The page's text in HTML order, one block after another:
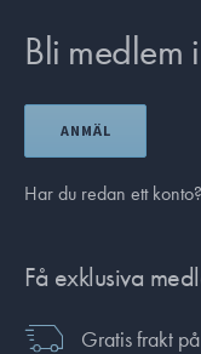
Bli medlem
ANMÄL
Har du redan ett konto?
Få exklusiva
Gratis frakt